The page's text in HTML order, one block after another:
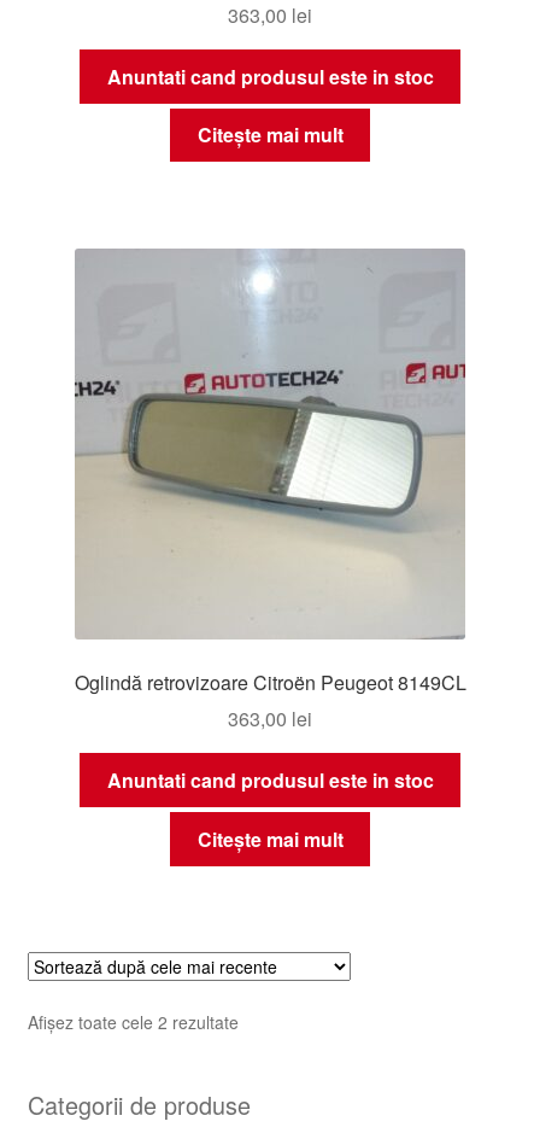
363,00 lei
Anuntati cand produsul este in stoc
Citește mai mult
Oglindă retrovizoare Citroën Peugeot 8149CL
363,00 lei
Anuntati cand produsul este in stoc
Citește mai mult
Afișez toate cele 2 rezultateSortat
mai
Categorii de produse